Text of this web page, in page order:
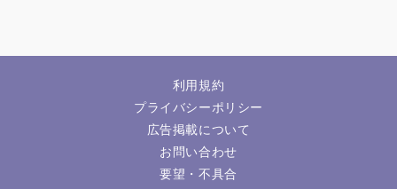
利用規約
プライバシーポリシー
広告掲載について
お問い合わせ
要望・不具合